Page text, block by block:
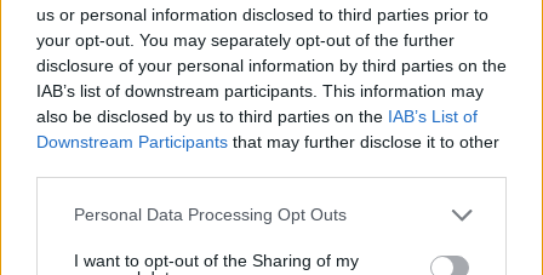
us or personal information disclosed to third parties prior to
your opt-out. You may separately opt-out of the further
disclosure of your personal information by third parties on the
IAB’s list of downstream participants. This information may
also be disclosed by us to third parties on the IAB’s List of
Downstream Participants that may further disclose it to other
Please note that this website/app uses one or more Google
not limited to your visit or usage behaviour. You may click to
Personal Data Processing Opt Outs
I want to opt-out of the Sharing of my
ΤΑ ΠΙΟ ΔΗΜΟΦΙΛΗ